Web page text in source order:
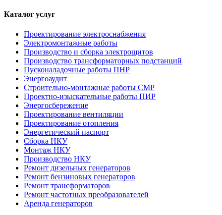
Каталог услуг
Проектирование электроснабжения
Электромонтажные работы
Производство и сборка электрощитов
Производство трансформаторных подстанций
Пусконаладочные работы ПНР
Энергоаудит
Строительно-монтажные работы СМР
Проектно-изыскательные работы ПИР
Энергосбережение
Проектирование вентиляции
Проектирование отопления
Энергетический паспорт
Сборка НКУ
Монтаж НКУ
Производство НКУ
Ремонт дизельных генераторов
Ремонт бензиновых генераторов
Ремонт трансформаторов
Ремонт частотных преобразователей
Аренда генераторов